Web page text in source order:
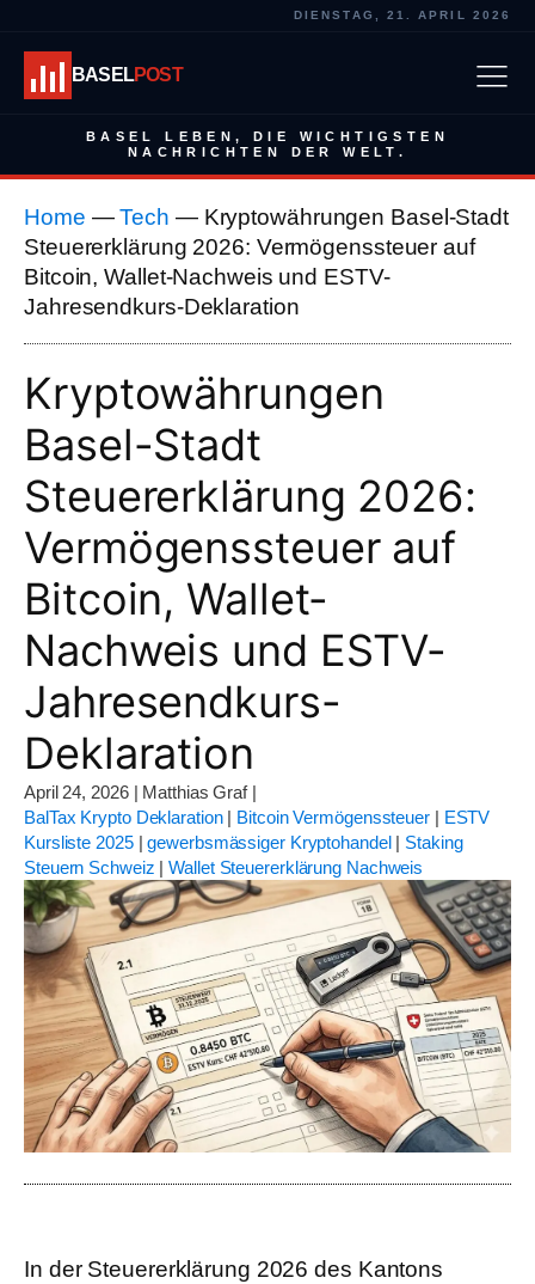
DIENSTAG, 21. APRIL 2026
BASELPOST
BASEL LEBEN, DIE WICHTIGSTEN
NACHRICHTEN DER WELT.
Home —Tech — Kryptowährungen Basel-Stadt
Steuererklärung 2026: Vermögenssteuer auf
Bitcoin, Wallet-Nachweis und ESTV-
Jahresendkurs-Deklaration
Kryptowährungen
Basel-Stadt
Steuererklärung 2026:
Vermögenssteuer auf
Bitcoin, Wallet-
Nachweis und ESTV-
Jahresendkurs-
Deklaration
April 24, 2026| Matthias Graf|
BalTax Krypto Deklaration| Bitcoin Vermögenssteuer| ESTV
Kursliste 2025|gewerbsmässiger Kryptohandel| Staking
Steuern Schweiz |Wallet Steuererklärung Nachweis
In der Steuererklärung 2026 des Kantons